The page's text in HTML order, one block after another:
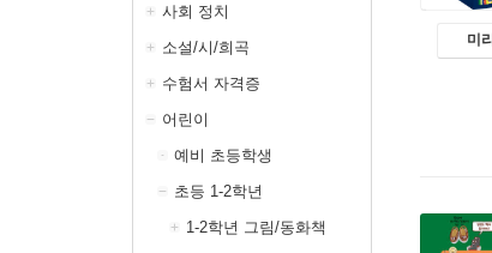
사회 정치
소설/시/희곡
수험서 자격증
어린이
예비 초등학생
초등 1-2학년
1-2학년 그림/동화책
미